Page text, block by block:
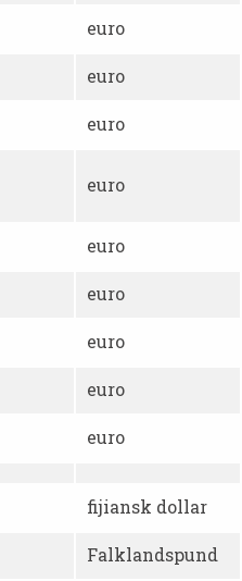
euro
euro
euro
euro
euro
euro
euro
euro
euro
fijiansk dollar
Falklandspund